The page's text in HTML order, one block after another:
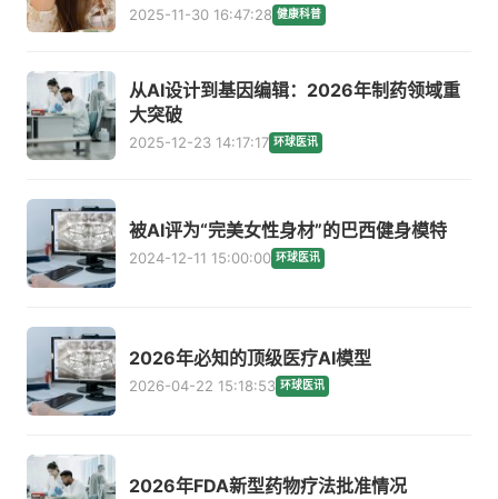
2025-11-30 16:47:28 健康科普
从AI设计到基因编辑：2026年制药领域重
大突破
2025-12-23 14:17:17 环球医讯
被AI评为“完美女性身材”的巴西健身模特
2024-12-11 15:00:00 环球医讯
2026年必知的顶级医疗AI模型
2026-04-22 15:18:53 环球医讯
2026年FDA新型药物疗法批准情况